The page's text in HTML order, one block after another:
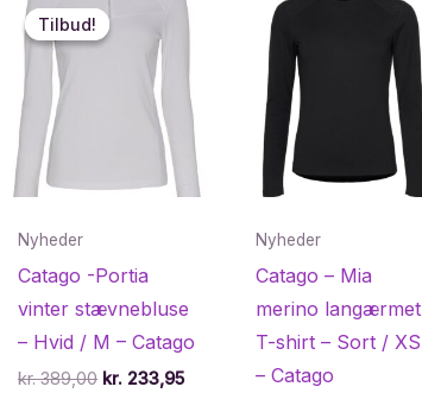
Tilbud!
Tilbud!
Nyheder
Catago -Portia
vinter stævnebluse
– Hvid / M – Catago
kr.389,00 Den
kr. 233,95Den
Nyheder
Catago – Mia
merino langærmet
T-shirt – Sort / XS
– Catago